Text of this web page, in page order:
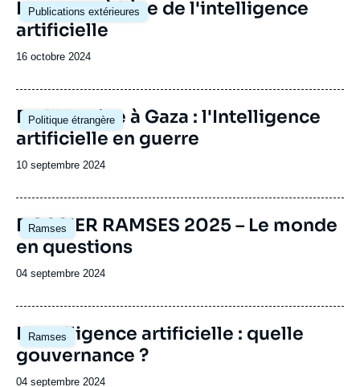
Publications extérieures
Image
principale
La guerre à l'ère de l'intelligence
artificielle
Date
publication
16 octobre 2024
Politique étrangère
Image
principale
De l'Ukraine à Gaza : l'Intelligence
artificielle en guerre
Date
publication
10 septembre 2024
Ramses
Image
principale
DOSSIER RAMSES 2025 – Le monde
en questions
Date
publication
04 septembre 2024
Ramses
Image
principale
L'Intelligence artificielle : quelle
gouvernance ?
Date
04 septembre 2024